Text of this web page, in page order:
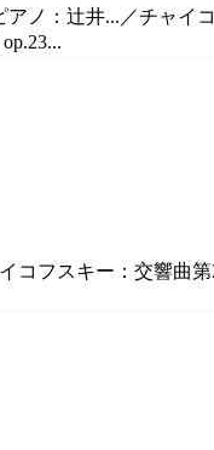
ノ：辻井...／チャイ
フスキー：交響曲